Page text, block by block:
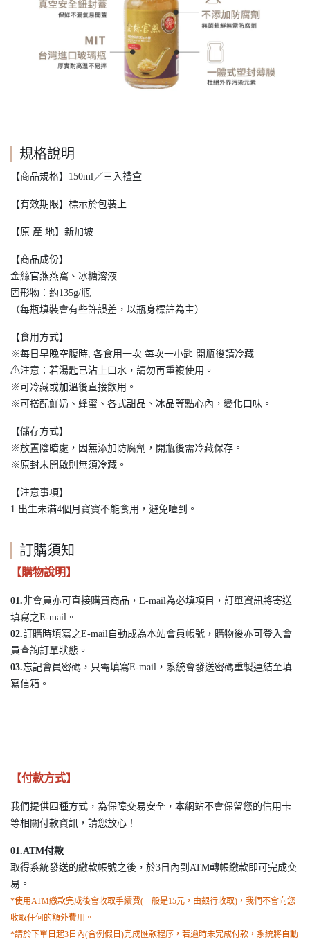
規格說明
【商品規格】150ml／三入禮盒
【有效期限】標示於包裝上
【原 產 地】新加坡
【商品成份】
金絲官燕燕窩、冰糖溶液
固形物：約135g/瓶
（每瓶填裝會有些許誤差，以瓶身標註為主）
【食用方式】
※每日早晚空腹時, 各食用一次 每次一小匙 開瓶後請冷藏
⚠注意：若湯匙已沾上口水，請勿再重複使用。
※可冷藏或加溫後直接飲用。
※可搭配鮮奶、蜂蜜、各式甜品、冰品等點心內，變化口味。
【儲存方式】
※放置陰暗處，因無添加防腐劑，開瓶後需冷藏保存。
※原封未開啟則無須冷藏。
【注意事項】
1.出生未滿4個月寶寶不能食用，避免噎到。
訂購須知
【購物說明】
01.非會員亦可直接購買商品，E-mail為必填項目，訂單資訊將寄送
填寫之E-mail。
02.訂購時填寫之E-mail自動成為本站會員帳號，購物後亦可登入會
員查詢訂單狀態。
03.忘記會員密碼，只需填寫E-mail，系統會發送密碼重製連結至填
寫信箱。
【付款方式】
我們提供四種方式，為保障交易安全，本網站不會保留您的信用卡
等相關付款資訊，請您放心！
01.ATM付款
取得系統發送的繳款帳號之後，於3日內到ATM轉帳繳款即可完成交
易。
*使用ATM繳款完成後會收取手續費(一般是15元，由銀行收取)，我們不會向您
收取任何的額外費用。
*請於下單日起3日內(含例假日)完成匯款程序，若逾時未完成付款，系統將自動